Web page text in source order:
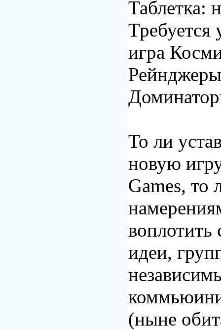
Таблетка:
Требуется
игра
То ли
новую
Games,
идеи,
(ныне